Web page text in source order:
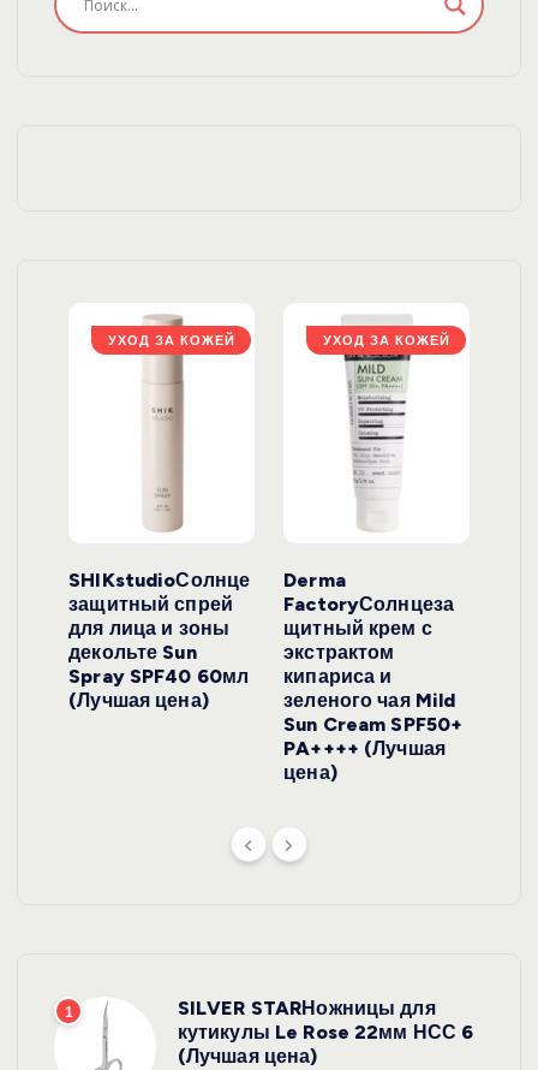
УХОД ЗА КОЖЕЙ
SHIKstudioСолнце
защитный спрей
для лица и зоны
декольте Sun
Spray SPF40 60мл
(Лучшая цена)
УХОД ЗА КОЖЕЙ
Derma
FactoryСолнцеза
щитный крем с
экстрактом
кипариса и
зеленого чая Mild
Sun Cream SPF50+
PA++++ (Лучшая
цена)
1
SILVER STARНожницы для
кутикулы Le Rose 22мм НСС 6
(Лучшая цена)